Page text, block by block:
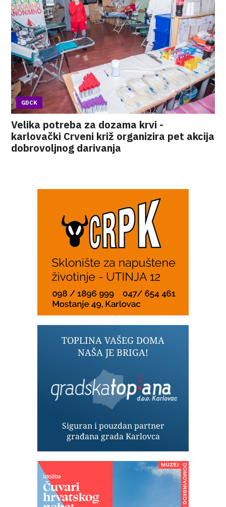
GDCK
Velika potreba za dozama krvi -
karlovački Crveni križ organizira pet akcija
dobrovoljnog darivanja